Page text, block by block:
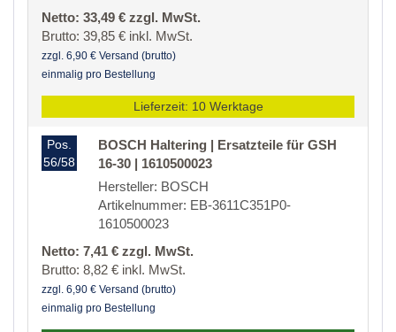
Netto: 33,49 € zzgl. MwSt.
Brutto: 39,85 € inkl. MwSt.
zzgl. 6,90 € Versand (brutto)
einmalig pro Bestellung
Lieferzeit: 10 Werktage
Pos.
56/58
BOSCH Haltering | Ersatzteile für GSH
16-30 | 1610500023
Hersteller: BOSCH
Artikelnummer: EB-3611C351P0-
1610500023
Netto: 7,41 € zzgl. MwSt.
Brutto: 8,82 € inkl. MwSt.
zzgl. 6,90 € Versand (brutto)
einmalig pro Bestellung